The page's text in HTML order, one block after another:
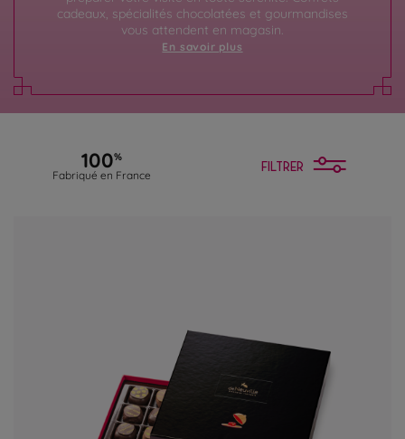
cadeaux, spécialités chocolatées et gourmandises
vous attendent en magasin.
En savoir plus
100%
Fabriqué en France
FILTRER